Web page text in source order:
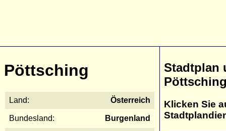
Pöttsching
Land: Österreich
Bundesland: Burgenland
Stadtplan
Klicken Sie